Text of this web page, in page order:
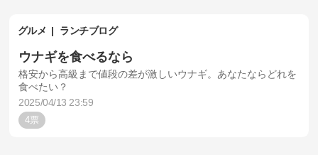
グルメ ランチブログ
ウナギを食べるなら
格安から高級まで値段の差が激しいウナギ。あなたならどれを
食べたい？
2025/04/13 23:59
4